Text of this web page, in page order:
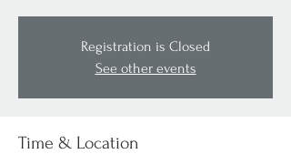
Registration is Closed
See other events
Time & Location